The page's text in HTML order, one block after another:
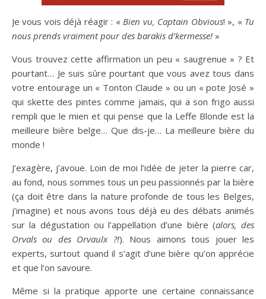
Je vous vois déjà réagir : « Bien vu, Captain Obvious! », « Tu
nous prends vraiment pour des barakis d’kermesse! »
Vous trouvez cette affirmation un peu « saugrenue » ? Et
pourtant… Je suis sûre pourtant que vous avez tous dans
votre entourage un « Tonton Claude » ou un « pote José »
qui skette des pintes comme jamais, qui a son frigo aussi
rempli que le mien et qui pense que la Leffe Blonde est la
meilleure bière belge… Que dis-je… La meilleure bière du
monde !
J’exagère, j’avoue. Loin de moi l’idée de jeter la pierre car,
au fond, nous sommes tous un peu passionnés par la bière
(ça doit être dans la nature profonde de tous les Belges,
j’imagine) et nous avons tous déjà eu des débats animés
sur la dégustation ou l’appellation d’une bière (alors, des
Orvals ou des Orvaulx ?!). Nous aimons tous jouer les
experts, surtout quand il s’agit d’une bière qu’on apprécie
et que l’on savoure.
Même si la pratique apporte une certaine connaissance